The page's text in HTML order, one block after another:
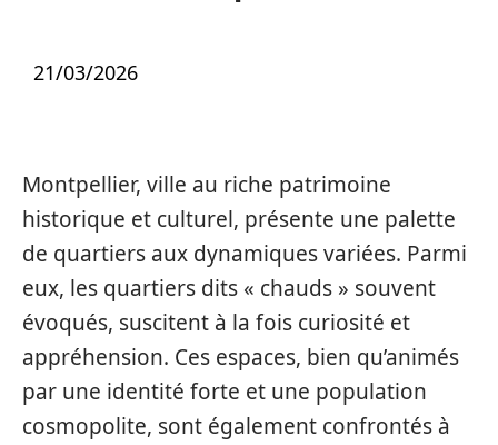
21/03/2026
Montpellier, ville au riche patrimoine
historique et culturel, présente une palette
de quartiers aux dynamiques variées. Parmi
eux, les quartiers dits « chauds » souvent
évoqués, suscitent à la fois curiosité et
appréhension. Ces espaces, bien qu’animés
par une identité forte et une population
cosmopolite, sont également confrontés à